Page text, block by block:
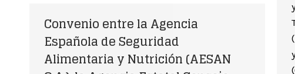
Convenio entre la Agencia
Española de Seguridad
Alimentaria y Nutrición (AESAN